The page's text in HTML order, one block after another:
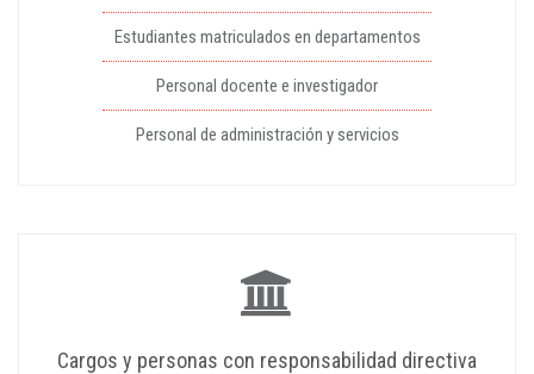
Estudiantes matriculados en departamentos
Personal docente e investigador
Personal de administración y servicios
Cargos y personas con responsabilidad directiva